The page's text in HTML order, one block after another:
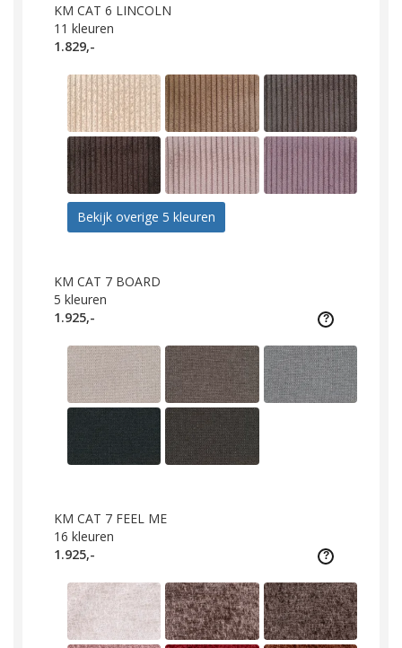
KM CAT 6 LINCOLN
11 kleuren
1.829,-
Bekijk overige 5 kleuren
KM CAT 7 BOARD
5 kleuren
1.925,-
KM CAT 7 FEEL ME
16 kleuren
1.925,-